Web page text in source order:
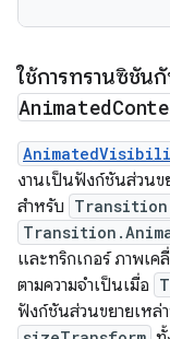
ใช้การทรานซิชัน
Animated
งานเป็นฟังก์ชันส่วนข
สำหรับ
และทริกเกอร์ ภาพเค
ตามความจำเป็นเมื่อ
ฟังก์ชันส่วนขยายเหล่